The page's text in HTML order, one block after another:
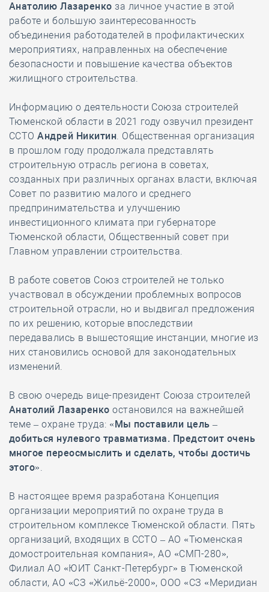
Анатолию Лазаренкоза личное участие в этой
работе и большую заинтересованность
объединения работодателей в профилактических
мероприятиях, направленных на обеспечение
безопасности и повышение качества объектов
жилищного строительства.
Информацию о деятельности Союза строителей
Тюменской области в 2021 году озвучил президент
ССТОАндрей Никитин. Общественная организация
в прошлом году продолжала представлять
строительную отрасль региона в советах,
созданных при различных органах власти, включая
Совет по развитию малого и среднего
предпринимательства и улучшению
инвестиционного климата при губернаторе
Тюменской области, Общественный совет при
Главном управлении строительства.
В работе советов Союз строителей не только
участвовал в обсуждении проблемных вопросов
строительной отрасли, но и выдвигал предложения
по их решению, которые впоследствии
передавались в вышестоящие инстанции, многие из
них становились основой для законодательных
изменений.
В свою очередь вице-президент Союза строителей
Анатолий Лазаренкоостановился на важнейшей
теме – охране труда: «Мы поставили цель –
добиться нулевого травматизма. Предстоит очень
многое переосмыслить и сделать, чтобы достичь
этого».
В настоящее время разработана Концепция
организации мероприятий по охране труда в
строительном комплексе Тюменской области. Пять
организаций, входящих в ССТО – АО «Тюменская
домостроительная компания», АО «СМП-280»,
Филиал АО «ЮИТ Санкт-Петербург» в Тюменской
области, АО «СЗ «Жильё-2000», ООО «СЗ «Меридиан